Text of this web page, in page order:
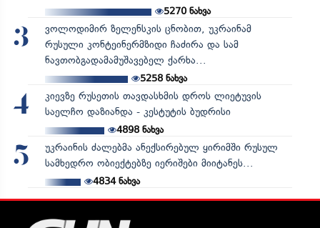
5270ნახვა
3
ვოლოდიმირ ზელენსკის ცნობით, უკრაინამ
რუსული კონტეინერმზიდი ჩაძირა და სამ
ნავთობგადამამუშავებელ ქარხა...
5258ნახვა
4
კიევზე რუსეთის თავდასხმის დროს ლიეტუვის
საელჩო დაზიანდა - კესტუტის ბუდრისი
4898ნახვა
5
უკრაინის ძალებმა ანექსირებულ ყირიმში რუსულ
სამხედრო ობიექტებზე იერიშები მიიტანეს...
4834ნახვა